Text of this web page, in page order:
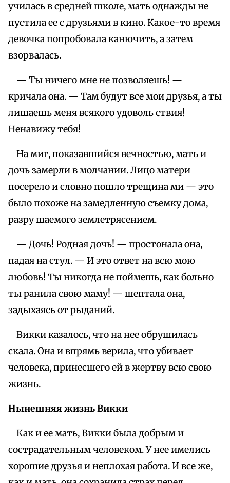
училась в средней школе, мать однажды не
пустила ее с друзьями в кино. Какое-то время
девочка попробовала канючить, а затем
взорвалась.
— Ты ничего мне не позволяешь! —
кричала она. — Там будут все мои друзья, а ты
лишаешь меня всякого удоволь ствия!
Ненавижу тебя!
На миг, показавшийся вечностью, мать и
дочь замерли в молчании. Лицо матери
посерело и словно пошло трещина ми — это
было похоже на замедленную съемку дома,
разру шаемого землетрясением.
— Дочь! Родная дочь! — простонала она,
падая на стул. — И это ответ на всю мою
любовь! Ты никогда не поймешь, как больно
ты ранила свою маму! — шептала она,
задыхаясь от рыданий.
Викки казалось, что на нее обрушилась
скала. Она и впрямь верила, что убивает
человека, принесшего ей в жертву всю свою
жизнь.
Нынешняя жизнь Викки
Как и ее мать, Викки была добрым и
сострадательным человеком. У нее имелись
хорошие друзья и неплохая работа. И все же,